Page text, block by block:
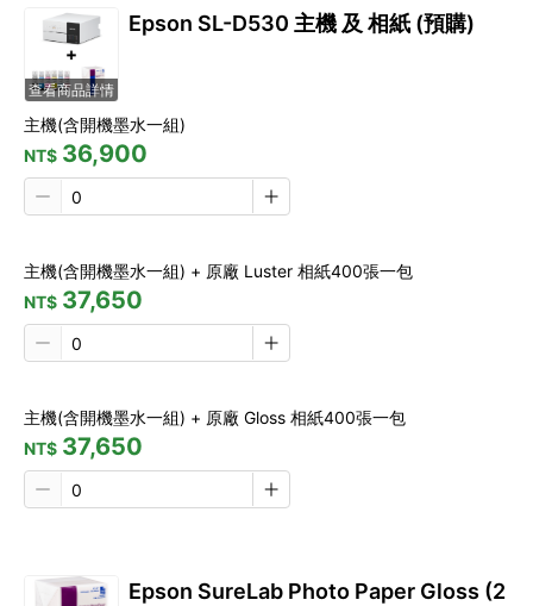
查看商品詳情
Epson SL-D530 主機 及 相紙 (預購)
主機(含開機墨水一組)
NT$ 36,900
主機(含開機墨水一組) + 原廠 Luster 相紙400張一包
NT$ 37,650
主機(含開機墨水一組) + 原廠 Gloss 相紙400張一包
NT$ 37,650
Epson SureLab Photo Paper Gloss (2